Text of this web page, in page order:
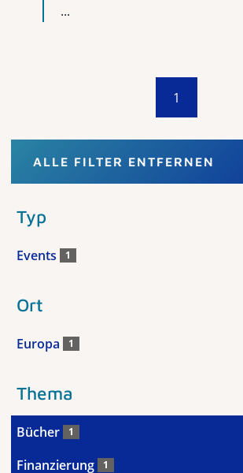
...
1
ALLE FILTER ENTFERNEN
Typ
Events 1
Ort
Europa 1
Thema
Bücher 1
Finanzierung 1